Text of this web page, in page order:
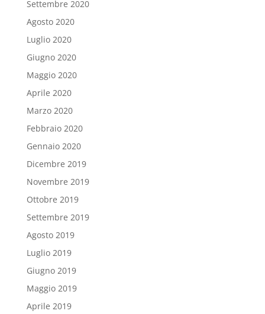
Settembre 2020
Agosto 2020
Luglio 2020
Giugno 2020
Maggio 2020
Aprile 2020
Marzo 2020
Febbraio 2020
Gennaio 2020
Dicembre 2019
Novembre 2019
Ottobre 2019
Settembre 2019
Agosto 2019
Luglio 2019
Giugno 2019
Maggio 2019
Aprile 2019